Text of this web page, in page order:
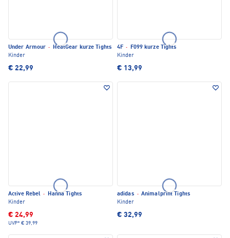
Under Armour ·
HeatGear kurze Tights
Kinder
€ 22,99
4F ·
F099 kurze Tights
Kinder
€ 13,99
Active Rebel ·
Hanna Tights
Kinder
€ 24,99
UVP* € 39,99
adidas · Animalprint Tights
Kinder
€ 32,99